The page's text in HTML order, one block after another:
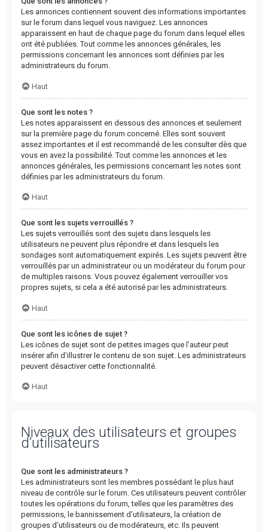
Les annonces contiennent souvent des informations importantes
sur le forum dans lequel vous naviguez. Les annonces
apparaissent en haut de chaque page du forum dans lequel elles
ont été publiées. Tout comme les annonces générales, les
permissions concernant les annonces sont définies par les
administrateurs du forum.
Haut
Que sont les notes ?
Les notes apparaissent en dessous des annonces et seulement
sur la première page du forum concerné. Elles sont souvent
assez importantes et il est recommandé de les consulter dès que
vous en avez la possibilité. Tout comme les annonces et les
annonces générales, les permissions concernant les notes sont
définies par les administrateurs du forum.
Haut
Que sont les sujets verrouillés ?
Les sujets verrouillés sont des sujets dans lesquels les
utilisateurs ne peuvent plus répondre et dans lesquels les
sondages sont automatiquement expirés. Les sujets peuvent être
verrouillés par un administrateur ou un modérateur du forum pour
de multiples raisons. Vous pouvez également verrouiller vos
propres sujets, si cela a été autorisé par les administrateurs.
Haut
Que sont les icônes de sujet ?
Les icônes de sujet sont de petites images que l’auteur peut
insérer afin d’illustrer le contenu de son sujet. Les administrateurs
peuvent désactiver cette fonctionnalité.
Haut
Niveaux des utilisateurs et groupes
d’utilisateurs
Que sont les administrateurs ?
Les administrateurs sont les membres possédant le plus haut
niveau de contrôle sur le forum. Ces utilisateurs peuvent contrôler
toutes les opérations du forum, telles que les paramètres des
permissions, le bannissement d’utilisateurs, la création de
groupes d’utilisateurs ou de modérateurs, etc. Ils peuvent